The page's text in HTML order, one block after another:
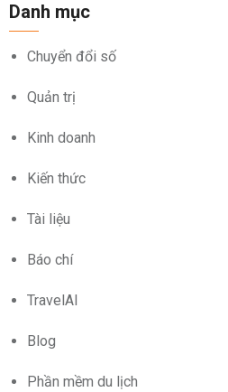
Danh mục
Chuyển đổi số
Quản trị
Kinh doanh
Kiến thức
Tài liệu
Báo chí
TravelAI
Blog
Phần mềm du lịch